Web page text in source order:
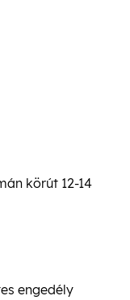
körút 12-14
engedély